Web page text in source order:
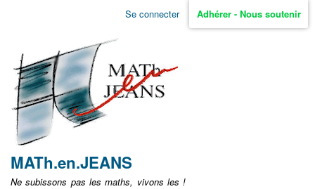
Aller
non
identifié
Se connecter Adhérer - Nous soutenir
MATh.en.JEANS
Ne subissons pas les maths, vivons les !